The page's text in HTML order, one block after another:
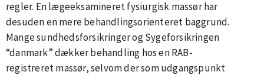
regler. En lægeeksamineret fysiurgisk massør har
desuden en mere behandlingsorienteret baggrund.
Mange sundhedsforsikringer og Sygeforsikringen
“danmark” dækker behandling hos en RAB-
registreret massør, selvom der som udgangspunkt